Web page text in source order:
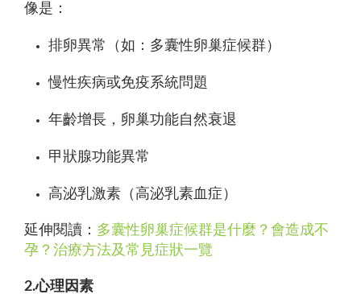
像是：
排卵異常（如：多囊性卵巢症候群）
慢性疾病或免疫系統問題
年齡增長，卵巢功能自然衰退
甲狀腺功能異常
高泌乳激素（高泌乳素血症）
延伸閱讀： 多囊性卵巢症候群是什麼？會造成不
孕？治療方法及常見症狀一覽
2.心理因素